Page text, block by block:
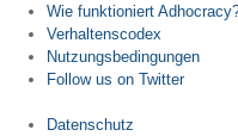
Wie funktioniert
Verhaltenscodex
Nutzungsbedingungen
Follow us on Twitter
Datenschutz